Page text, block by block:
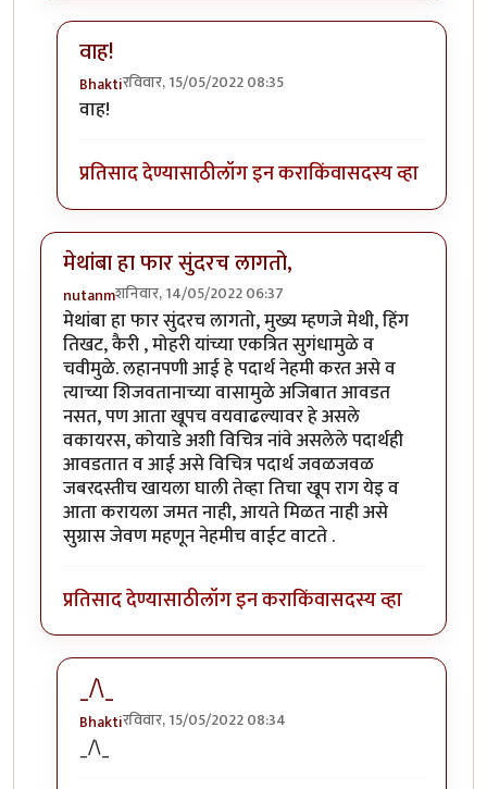
वाह!
Bhaktiरविवार, 15/05/2022 08:35
In reply to
वाह!
प्रतिसाद देण्यासाठीलॉग इन कराकिंवासदस्य व्हा
मेथांबा हा फार सुंदरच लागतो,
nutanmशनिवार, 14/05/2022 06:37
मेथांबा हा फार सुंदरच लागतो, मुख्य म्हणजे मेथी, हिंग
तिखट, कैरी , मोहरी यांच्या एकत्रित सुगंधामुळे व
चवीमुळे. लहानपणी आई हे पदार्थ नेहमी करत असे व
त्याच्या शिजवतानाच्या वासामुळे अजिबात आवडत
नसत, पण आता खूपच वयवाढल्यावर हे असले
वकायरस, कोयाडे अशी विचित्र नांवे असलेले पदार्थही
आवडतात व आई असे विचित्र पदार्थ जवळजवळ
जबरदस्तीच खायला घाली तेव्हा तिचा खूप राग येइ व
आता करायला जमत नाही, आयते मिळत नाही असे
सुग्रास जेवण महणून नेहमीच वाईट वाटते .
प्रतिसाद देण्यासाठीलॉग इन कराकिंवासदस्य व्हा
_/\_
Bhaktiरविवार, 15/05/2022 08:34
In reply to
_/\_